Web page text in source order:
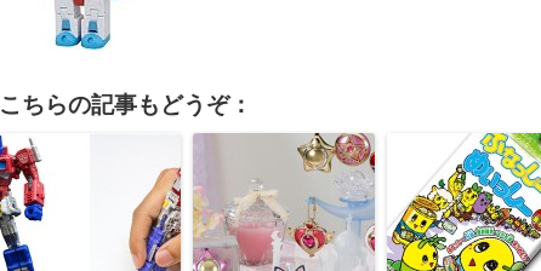
こちらの記事もどうぞ：